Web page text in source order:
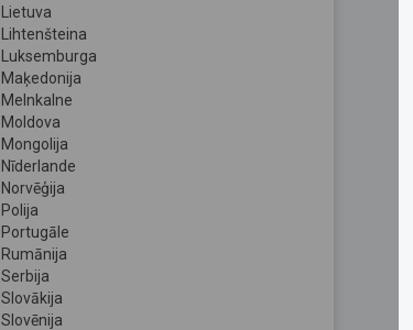
Lietuva
Lihtenšteina
Luksemburga
Maķedonija
Melnkalne
Moldova
Mongolija
Nīderlande
Norvēģija
Polija
Portugāle
Rumānija
Serbija
Slovākija
Slovēnija